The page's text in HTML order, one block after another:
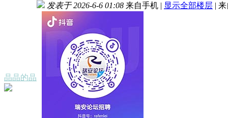
晶晶的晶
发表于 2026-6-6 01:08 来自手机 | 显示全部楼层 | 来